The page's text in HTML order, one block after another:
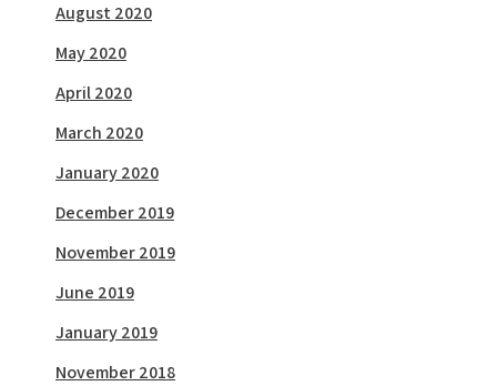
August 2020
May 2020
April 2020
March 2020
January 2020
December 2019
November 2019
June 2019
January 2019
November 2018